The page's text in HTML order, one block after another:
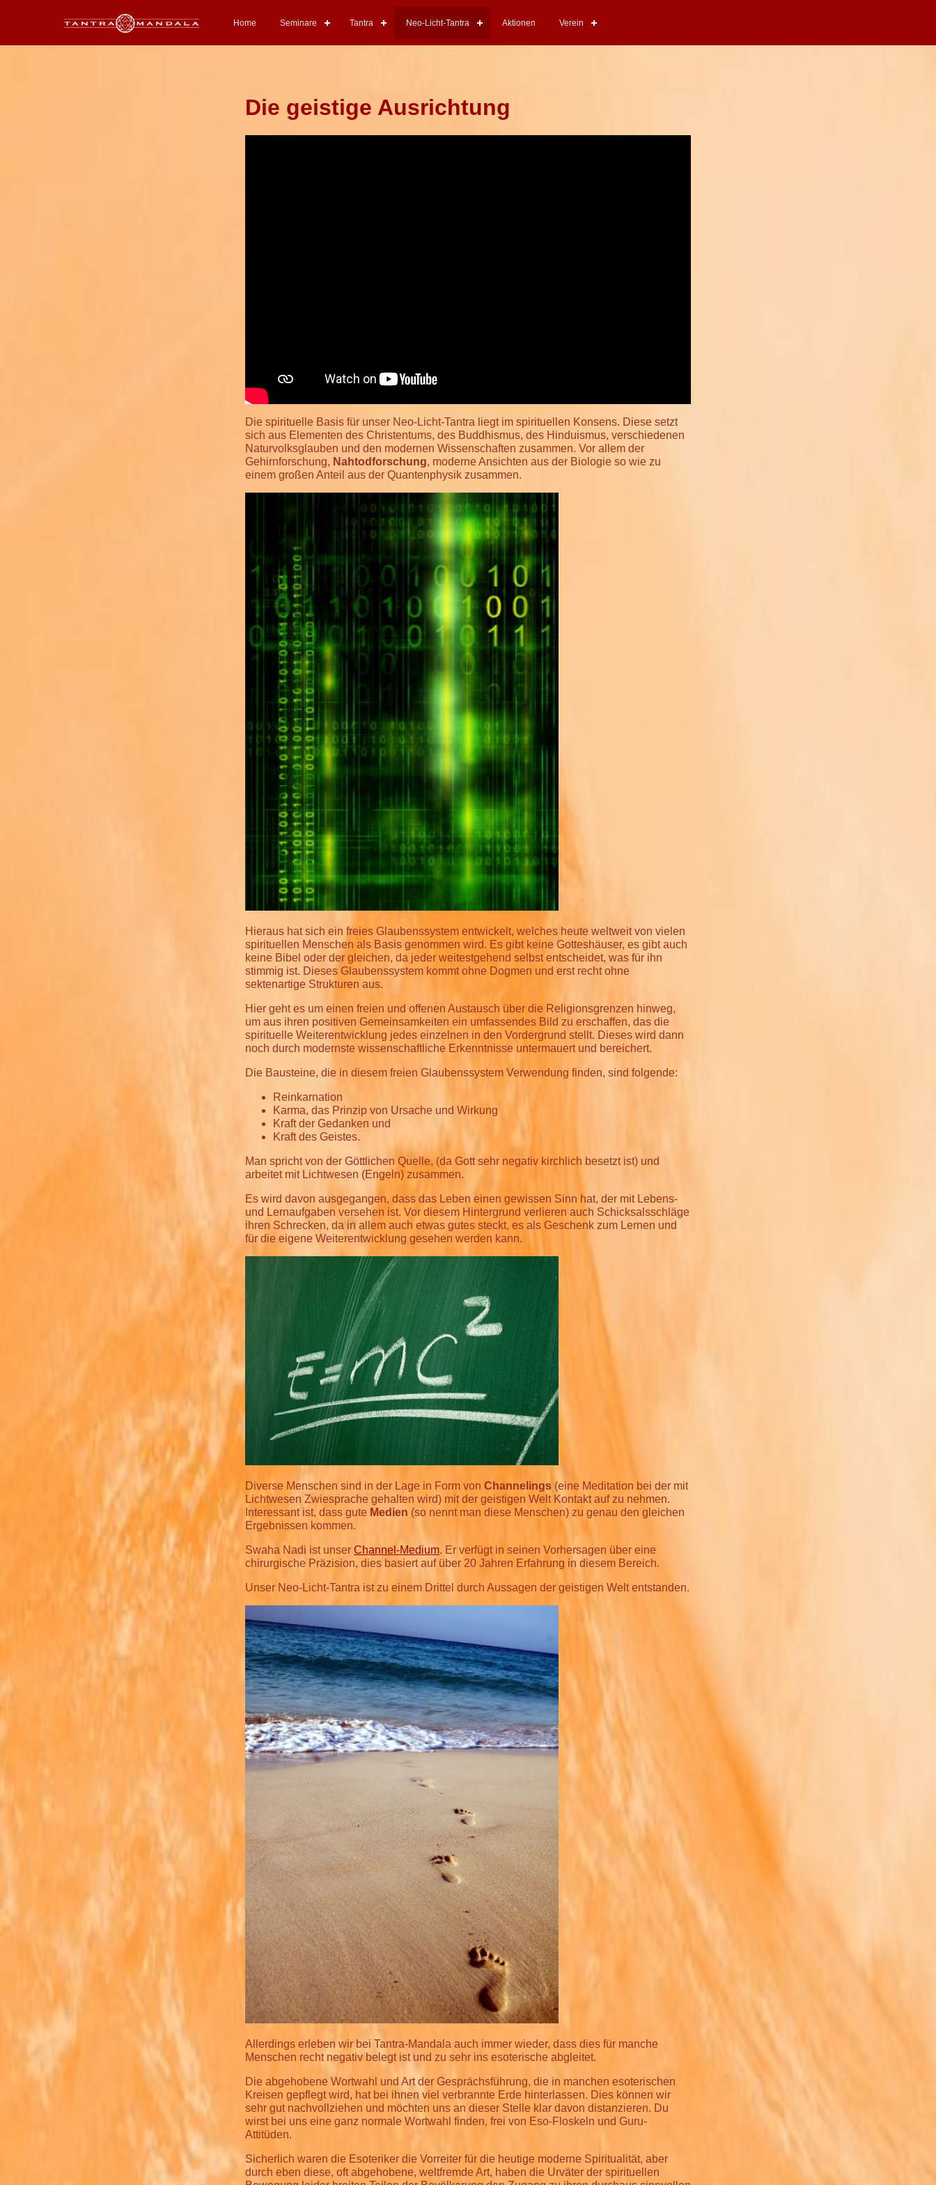
Home Seminare Tantra Neo-Licht-Tantra Aktionen Verein
Die geistige Ausrichtung
Die spirituelle Basis für unser Neo-Licht-Tantra liegt im spirituellen Konsens. Diese setzt
sich aus Elementen des Christentums, des Buddhismus, des Hinduismus, verschiedenen
Naturvolksglauben und den modernen Wissenschaften zusammen. Vor allem der
Gehirnforschung, Nahtodforschung, moderne Ansichten aus der Biologie so wie zu
einem großen Anteil aus der Quantenphysik zusammen.
Hieraus hat sich ein freies Glaubenssystem entwickelt, welches heute weltweit von vielen
spirituellen Menschen als Basis genommen wird. Es gibt keine Gotteshäuser, es gibt auch
keine Bibel oder der gleichen, da jeder weitestgehend selbst entscheidet, was für ihn
stimmig ist. Dieses Glaubenssystem kommt ohne Dogmen und erst recht ohne
sektenartige Strukturen aus.
Hier geht es um einen freien und offenen Austausch über die Religionsgrenzen hinweg,
um aus ihren positiven Gemeinsamkeiten ein umfassendes Bild zu erschaffen, das die
spirituelle Weiterentwicklung jedes einzelnen in den Vordergrund stellt. Dieses wird dann
noch durch modernste wissenschaftliche Erkenntnisse untermauert und bereichert.
Die Bausteine, die in diesem freien Glaubenssystem Verwendung finden, sind folgende:
Reinkarnation
Karma, das Prinzip von Ursache und Wirkung
Kraft der Gedanken und
Kraft des Geistes.
Man spricht von der Göttlichen Quelle, (da Gott sehr negativ kirchlich besetzt ist) und
arbeitet mit Lichtwesen (Engeln) zusammen.
Es wird davon ausgegangen, dass das Leben einen gewissen Sinn hat, der mit Lebens-
und Lernaufgaben versehen ist. Vor diesem Hintergrund verlieren auch Schicksalsschläge
ihren Schrecken, da in allem auch etwas gutes steckt, es als Geschenk zum Lernen und
für die eigene Weiterentwicklung gesehen werden kann.
Diverse Menschen sind in der Lage in Form von Channelings (eine Meditation bei der mit
Lichtwesen Zwiesprache gehalten wird) mit der geistigen Welt Kontakt auf zu nehmen.
Interessant ist, dass gute Medien (so nennt man diese Menschen) zu genau den gleichen
Ergebnissen kommen.
Swaha Nadi ist unser Channel-Medium. Er verfügt in seinen Vorhersagen über eine
chirurgische Präzision, dies basiert auf über 20 Jahren Erfahrung in diesem Bereich.
Unser Neo-Licht-Tantra ist zu einem Drittel durch Aussagen der geistigen Welt entstanden.
Allerdings erleben wir bei Tantra-Mandala auch immer wieder, dass dies für manche
Menschen recht negativ belegt ist und zu sehr ins esoterische abgleitet.
Die abgehobene Wortwahl und Art der Gesprächsführung, die in manchen esoterischen
Kreisen gepflegt wird, hat bei ihnen viel verbrannte Erde hinterlassen. Dies können wir
sehr gut nachvollziehen und möchten uns an dieser Stelle klar davon distanzieren. Du
wirst bei uns eine ganz normale Wortwahl finden, frei von Eso-Floskeln und Guru-
Attitüden.
Sicherlich waren die Esoteriker die Vorreiter für die heutige moderne Spiritualität, aber
durch eben diese, oft abgehobene, weltfremde Art, haben die Urväter der spirituellen